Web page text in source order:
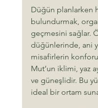
Düğün planlarken
bulundurmak,
geçmesini sağlar.
düğünlerinde, ani
misafirlerin
Mut’un iklimi, yaz
ve güneşlidir. Bu
ideal bir ortam